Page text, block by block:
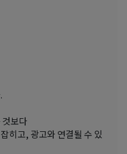
것보다
히고, 광고와 연결될 수 있